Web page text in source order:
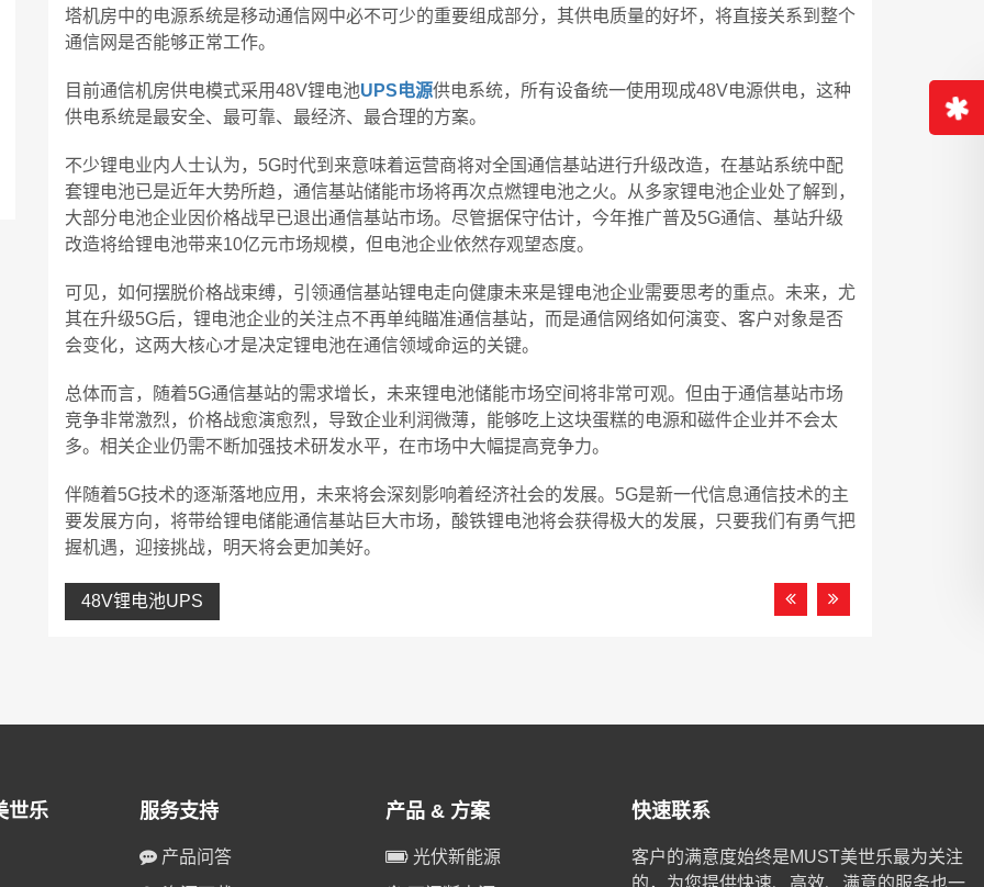
塔机房中的电源系统是移动通信网中必不可少的重要组成部分，其供电质量的好坏，将直接关系到整个
通信网是否能够正常工作。
目前通信机房供电模式采用48V锂电池UPS电源供电系统，所有设备统一使用现成48V电源供电，这种
供电系统是最安全、最可靠、最经济、最合理的方案。
不少锂电业内人士认为，5G时代到来意味着运营商将对全国通信基站进行升级改造，在基站系统中配
套锂电池已是近年大势所趋，通信基站储能市场将再次点燃锂电池之火。从多家锂电池企业处了解到，
大部分电池企业因价格战早已退出通信基站市场。尽管据保守估计，今年推广普及5G通信、基站升级
改造将给锂电池带来10亿元市场规模，但电池企业依然存观望态度。
可见，如何摆脱价格战束缚，引领通信基站锂电走向健康未来是锂电池企业需要思考的重点。未来，尤
其在升级5G后，锂电池企业的关注点不再单纯瞄准通信基站，而是通信网络如何演变、客户对象是否
会变化，这两大核心才是决定锂电池在通信领域命运的关键。
总体而言，随着5G通信基站的需求增长，未来锂电池储能市场空间将非常可观。但由于通信基站市场
竞争非常激烈，价格战愈演愈烈，导致企业利润微薄，能够吃上这块蛋糕的电源和磁件企业并不会太
多。相关企业仍需不断加强技术研发水平，在市场中大幅提高竞争力。
伴随着5G技术的逐渐落地应用，未来将会深刻影响着经济社会的发展。5G是新一代信息通信技术的主
要发展方向，将带给锂电储能通信基站巨大市场，酸铁锂电池将会获得极大的发展，只要我们有勇气把
握机遇，迎接挑战，明天将会更加美好。
48V锂电池UPS
世乐 服务支持
产品问答
产品 & 方案
光伏新能源
快速联系
客户的满意度始终是MUST美世乐最为关注
的，为您提供快速、高效、满意的服务也一